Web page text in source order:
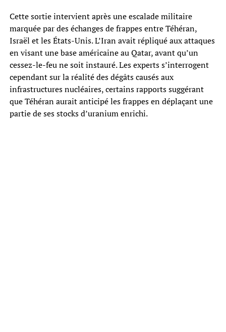
Cette sortie intervient après une escalade militaire
marquée par des échanges de frappes entre Téhéran,
Israël et les États-Unis. L’Iran avait répliqué aux attaques
en visant une base américaine au Qatar, avant qu’un
cessez-le-feu ne soit instauré. Les experts s’interrogent
cependant sur la réalité des dégâts causés aux
infrastructures nucléaires, certains rapports suggérant
que Téhéran aurait anticipé les frappes en déplaçant une
partie de ses stocks d’uranium enrichi.